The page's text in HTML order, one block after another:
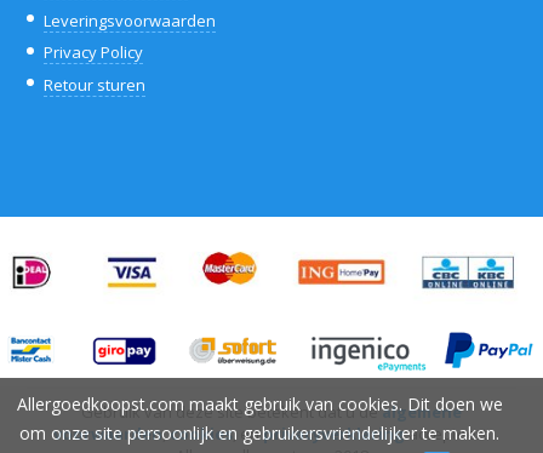
Allergoedkoopst.com maakt gebruik van cookies. Dit doen we
om onze site persoonlijk en gebruikersvriendelijker te maken.
Leveringsvoorwaarden
Privacy Policy
Retour sturen
Gebruik van deze site betekent dat u dealgemene
voorwaarden,cookies, enprivacyverklaringaccepteert.